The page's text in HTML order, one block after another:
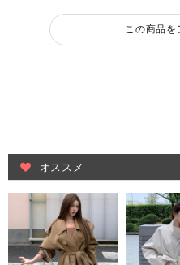
この商品を
オススメ